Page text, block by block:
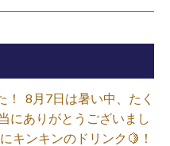
8月7日は暑い中、たく
にありがとうございまし
キンキンのドリンク🍋！